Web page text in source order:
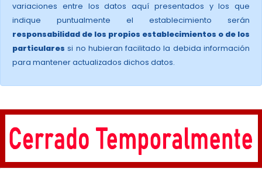
variaciones entre los datos aquí presentados y los que
indique puntualmente el establecimiento serán
responsabilidad de los propios establecimientos o de los
particulares si no hubieran facilitado la debida información
para mantener actualizados dichos datos.